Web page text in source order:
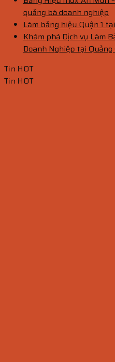
quảng bá doanh nghiệp
Làm bảng hiệu Quận 1
Khám phá Dịch vụ Làm
Doanh Nghiệp tại Quảng
Tin HOT
Tin HOT